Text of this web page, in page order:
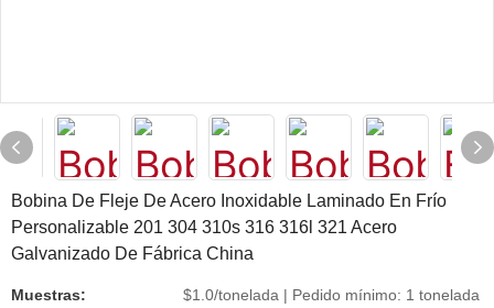
Bobina De Fleje De Acero Inoxidable Laminado En Frío
Personalizable 201 304 310s 316 316l 321 Acero
Galvanizado De Fábrica China
Muestras: $1.0/tonelada | Pedido mínimo: 1 tonelada